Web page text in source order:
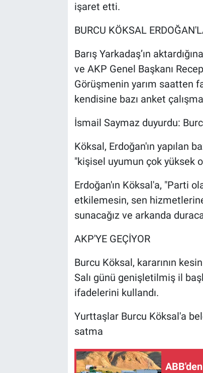
işaret etti.
BURCU KÖKSAL
Barış Yarkadaş’ın
ve AKP Genel Başkanı
Görüşmenin yarım saatten
kendisine bazı anket
İsmail Saymaz duyurdu:
Köksal, Erdoğan'ın yapılan
"kişisel uyumun çok yüksek
Erdoğan'ın Köksal'a, "Parti
etkilemesin, sen
sunacağız ve arkanda
AKP'YE GEÇİYOR
Burcu Köksal, kararının
Salı günü genişletilmiş il
ifadelerini kullandı.
Yurttaşlar Burcu Köksal'a
satma